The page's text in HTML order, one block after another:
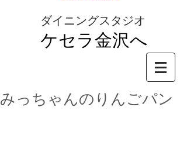
ダイニングスタジオ
ケセラ金沢へ
みっちゃんのりんごパン